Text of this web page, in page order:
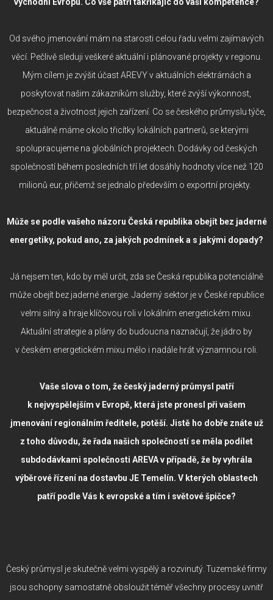
Od svého jmenování mám na starosti celou řadu velmi zajímavých
věcí. Pečlivě sleduji veškeré aktuální i plánované projekty v regionu.
Mým cílem je zvýšit účast AREVY v aktuálních elektrárnách a
poskytovat našim zákazníkům služby, které zvýší výkonnost,
bezpečnost a životnost jejich zařízení. Co se českého průmyslu týče,
aktuálně máme okolo třicítky lokálních partnerů, se kterými
spolupracujeme na globálních projektech. Dodávky od českých
společností během posledních tří let dosáhly hodnoty více než 120
milionů eur, přičemž se jednalo především o exportní projekty.
Může se podle vašeho názoru Česká republika obejít bez jaderné
energetiky, pokud ano, za jakých podmínek a s jakými dopady?
Já nejsem ten, kdo by měl určit, zda se Česká republika potenciálně
může obejít bez jaderné energie. Jaderný sektor je v České republice
velmi silný a hraje klíčovou roli v lokálním energetickém mixu.
Aktuální strategie a plány do budoucna naznačují, že jádro by
v českém energetickém mixu mělo i nadále hrát významnou roli.
Vaše slova o tom, že český jaderný průmysl patří
k nejvyspělejším v Evropě, která jste pronesl při vašem
jmenování regionálním ředitele, potěší. Jistě ho dobře znáte už
z toho důvodu, že řada našich společností se měla podílet
subdodávkami společnosti AREVA v případě, že by vyhrála
výběrové řízení na dostavbu JE Temelín. V kterých oblastech
patří podle Vás k evropské a tím i světové špičce?
Český průmysl je skutečně velmi vyspělý a rozvinutý. Tuzemské firmy
jsou schopny samostatně obsloužit téměř všechny procesy uvnitř